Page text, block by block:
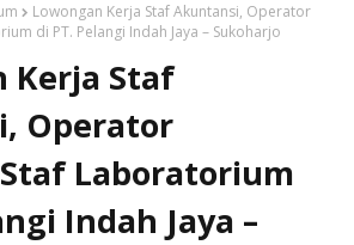
Lowongan Kerja Staf Akuntansi, Operator
di PT. Pelangi Indah Jaya – Sukoharjo
Kerja Staf
Operator
Laboratorium
Indah Jaya –